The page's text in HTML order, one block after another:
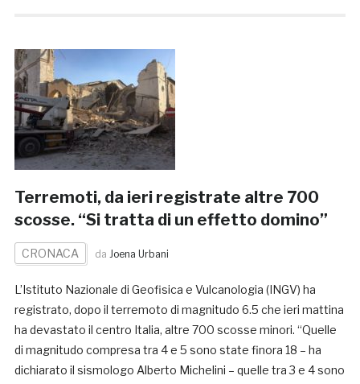
Terremoti, da ieri registrate altre 700
scosse. “Si tratta di un effetto domino”
CRONACA da Joena Urbani
L’Istituto Nazionale di Geofisica e Vulcanologia (INGV) ha
registrato, dopo il terremoto di magnitudo 6.5 che ieri mattina
ha devastato il centro Italia, altre 700 scosse minori. “Quelle
di magnitudo compresa tra 4 e 5 sono state finora 18 – ha
dichiarato il sismologo Alberto Michelini – quelle tra 3 e 4 sono